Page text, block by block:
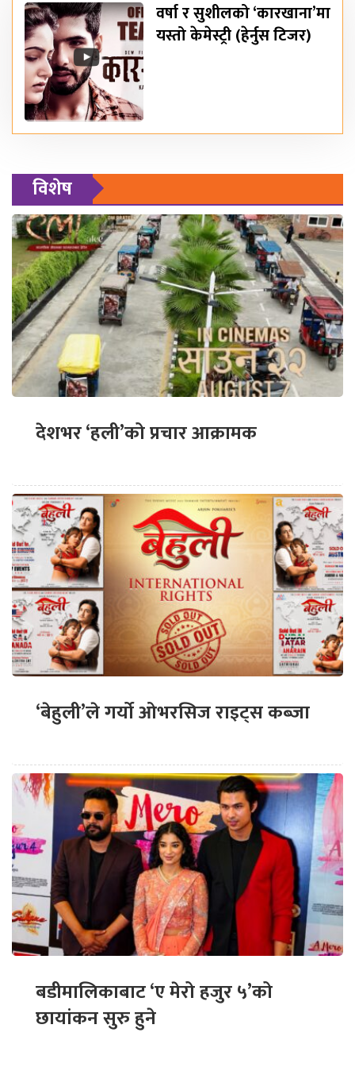
वर्षा र सुशीलको ‘कारखाना’मा
यस्तो केमेस्ट्री (हेर्नुस टिजर)
विशेष
देशभर ‘हली’को प्रचार आक्रामक
‘बेहुली’ले गर्यो ओभरसिज राइट्स कब्जा
बडीमालिकाबाट ‘ए मेरो हजुर ५’को
छायांकन सुरु हुने